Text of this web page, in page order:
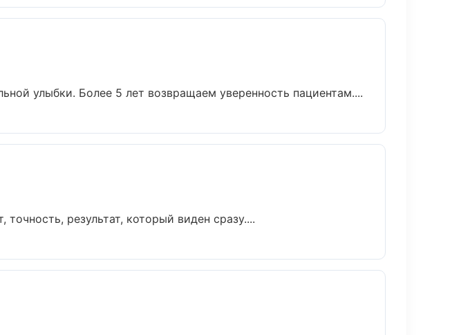
улыбки. Более 5 лет возвращаем уверенность пациентам....
результат, который виден сразу....